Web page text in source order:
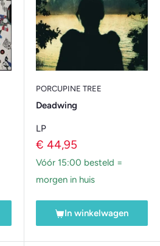
PORCUPINE TREE
Deadwing
LP
Verkoopprijs
€ 44,95
Vóór 15:00 besteld =
morgen in huis
In winkelwagen